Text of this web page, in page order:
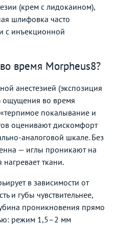
(крем с лидокаином),
шлифовка часто
с инъекционной
время Morpheus8?
анестезией (экспозиция
ощущения во время
покалывание и
оценивают дискомфорт
аналоговой шкале. Без
— иглы проникают на
ткани.
в зависимости от
и губы чувствительнее,
проникновения прямо
режим 1,5–2 мм